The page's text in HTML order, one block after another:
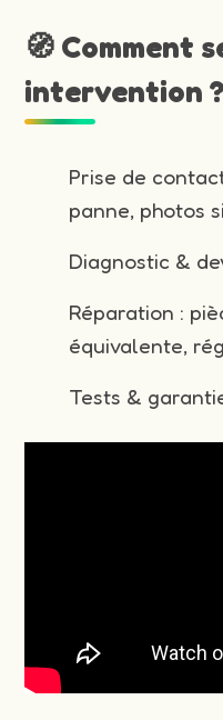
🧭 Comment
intervention ?
Prise de
panne, photos
Diagnostic &
Réparation :
équivalente,
Tests &